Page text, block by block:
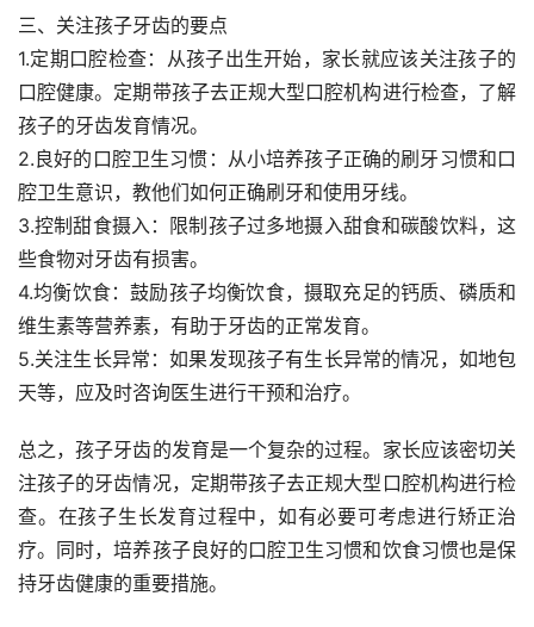
三、关注孩子牙齿的要点
1.定期口腔检查：从孩子出生开始，家长就应该关注孩子的
口腔健康。定期带孩子去正规大型口腔机构进行检查，了解
孩子的牙齿发育情况。
2.良好的口腔卫生习惯：从小培养孩子正确的刷牙习惯和口
腔卫生意识，教他们如何正确刷牙和使用牙线。
3.控制甜食摄入：限制孩子过多地摄入甜食和碳酸饮料，这
些食物对牙齿有损害。
4.均衡饮食：鼓励孩子均衡饮食，摄取充足的钙质、磷质和
维生素等营养素，有助于牙齿的正常发育。
5.关注生长异常：如果发现孩子有生长异常的情况，如地包
天等，应及时咨询医生进行干预和治疗。
总之，孩子牙齿的发育是一个复杂的过程。家长应该密切关
注孩子的牙齿情况，定期带孩子去正规大型口腔机构进行检
查。在孩子生长发育过程中，如有必要可考虑进行矫正治
疗。同时，培养孩子良好的口腔卫生习惯和饮食习惯也是保
持牙齿健康的重要措施。